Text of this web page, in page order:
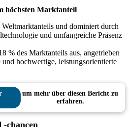
höchsten Marktanteil
und dominiert durch
und umfangreiche Präsenz
% des Marktanteils aus, angetrieben
hochwertige, leistungsorientierte
um mehr über diesen Bericht zu
erfahren.
-chancen